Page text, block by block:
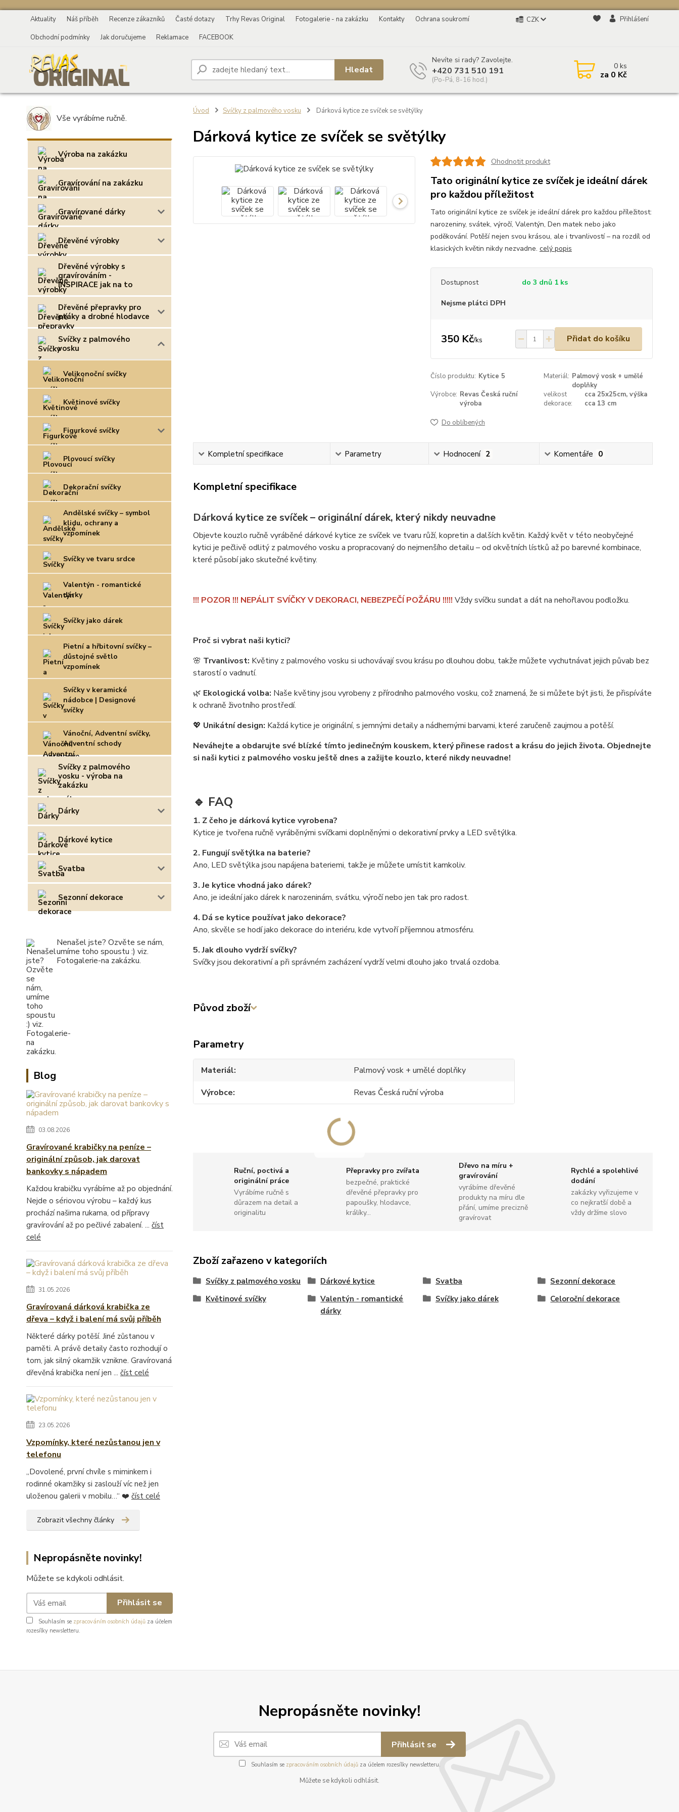
Aktuality Náš příběh Recenze zákazníků Časté dotazy Trhy Revas Original Fotogalerie - na zakázku Kontakty
Ochrana soukromí
Obchodní podmínky
Jak doručujeme Reklamace FACEBOOK
CZK Přihlášení
Hledat
Nevíte si rady? Zavolejte.
+420 731 510 191
(Po-Pá, 8-16 hod.)
0ks
za 0 Kč
Vše vyrábíme ručně.
Výroba na zakázku
Gravírování na zakázku
Gravírované dárky
Dřevěné výrobky
Dřevěné výrobky s
gravírováním -
INSPIRACE jak na to
Dřevěné přepravky pro
ptáky a drobné hlodavce
Svíčky z palmového
vosku
Velikonoční svíčky
Květinové svíčky
Figurkové svíčky
Plovoucí svíčky
Dekorační svíčky
Andělské svíčky – symbol
klidu, ochrany a
vzpomínek
Svíčky ve tvaru srdce
Valentýn - romantické
dárky
Svíčky jako dárek
Pietní a hřbitovní svíčky –
důstojné světlo
vzpomínek
Svíčky v keramické
nádobce | Designové
svíčky
Vánoční, Adventní svíčky,
Adventní schody
Svíčky z palmového
vosku - výroba na
zakázku
Dárky
Dárkové kytice
Svatba
Sezonní dekorace
Nenašel jste? Ozvěte se nám,
umíme toho spoustu :) viz.
Fotogalerie-na zakázku.
Blog
03.08.2026
Gravírované krabičky na peníze –
originální způsob, jak darovat
bankovky s nápadem
Každou krabičku vyrábíme až po objednání.
Nejde o sériovou výrobu – každý kus
prochází našima rukama, od přípravy
gravírování až po pečlivé zabalení. ... číst
celé
31.05.2026
Gravírovaná dárková krabička ze
dřeva – když i balení má svůj příběh
Některé dárky potěší. Jiné zůstanou v
paměti. A právě detaily často rozhodují o
tom, jak silný okamžik vznikne. Gravírovaná
dřevěná krabička není jen ... číst celé
23.05.2026
Vzpomínky, které nezůstanou jen v
telefonu
„Dovolené, první chvíle s miminkem i
rodinné okamžiky si zaslouží víc než jen
uloženou galerii v mobilu…“ ❤️ číst celé
Zobrazit všechny články
Nepropásněte novinky!
Můžete se kdykoli odhlásit.
Přihlásit se
Souhlasím se zpracováním osobních údajů za účelem
rozesílky newsletteru.
Úvod Svíčky z palmového vosku Dárková kytice ze svíček se světýlky
Dárková kytice ze svíček se světýlky
Ohodnotit produkt
Tato originální kytice ze svíček je ideální dárek
pro každou příležitost
Tato originální kytice ze svíček je ideální dárek pro každou příležitost:
narozeniny, svátek, výročí, Valentýn, Den matek nebo jako
poděkování. Potěší nejen svou krásou, ale i trvanlivostí – na rozdíl od
klasických květin nikdy nezvadne. celý popis
Dostupnost do 3 dnů 1 ks
Nejsme plátci DPH
350 Kč/ks Přidat do košíku
Číslo produktu: Kytice 5 Materiál: Palmový vosk + umělé
doplňky
Výrobce: Revas Česká ruční
výroba
velikost
dekorace:
cca 25x25cm, výška
cca 13 cm
Do oblíbených
Kompletní specifikace Parametry Hodnocení 2 Komentáře 0
Kompletní specifikace
Dárková kytice ze svíček – originální dárek, který nikdy neuvadne
Objevte kouzlo ručně vyráběné dárkové kytice ze svíček ve tvaru růží, kopretin a dalších květin. Každý květ v této neobyčejné
kytici je pečlivě odlitý z palmového vosku a propracovaný do nejmenšího detailu – od okvětních lístků až po barevné kombinace,
které působí jako skutečné květiny.
!!! POZOR !!! NEPÁLIT SVÍČKY V DEKORACI, NEBEZPEČÍ POŽÁRU !!!!! Vždy svíčku sundat a dát na nehořlavou podložku.
Proč si vybrat naši kytici?
🌸 Trvanlivost: Květiny z palmového vosku si uchovávají svou krásu po dlouhou dobu, takže můžete vychutnávat jejich půvab bez
starostí o vadnutí.
🌿 Ekologická volba: Naše květiny jsou vyrobeny z přírodního palmového vosku, což znamená, že si můžete být jisti, že přispíváte
k ochraně životního prostředí.
💖 Unikátní design: Každá kytice je originální, s jemnými detaily a nádhernými barvami, které zaručeně zaujmou a potěší.
Neváhejte a obdarujte své blízké tímto jedinečným kouskem, který přinese radost a krásu do jejich života. Objednejte
si naši kytici z palmového vosku ještě dnes a zažijte kouzlo, které nikdy neuvadne!
🔹 FAQ
1. Z čeho je dárková kytice vyrobena?
Kytice je tvořena ručně vyráběnými svíčkami doplněnými o dekorativní prvky a LED světýlka.
2. Fungují světýlka na baterie?
Ano, LED světýlka jsou napájena bateriemi, takže je můžete umístit kamkoliv.
3. Je kytice vhodná jako dárek?
Ano, je ideální jako dárek k narozeninám, svátku, výročí nebo jen tak pro radost.
4. Dá se kytice používat jako dekorace?
Ano, skvěle se hodí jako dekorace do interiéru, kde vytvoří příjemnou atmosféru.
5. Jak dlouho vydrží svíčky?
Svíčky jsou dekorativní a při správném zacházení vydrží velmi dlouho jako trvalá ozdoba.
Původ zboží
Parametry
Materiál
Palmový vosk + umělé doplňky
Výrobce
Revas Česká ruční výroba
Ruční, poctivá a
originální práce
Vyrábíme ručně s
důrazem na detail a
originalitu
Přepravky pro zvířata
bezpečné, praktické
dřevěné přepravky pro
papoušky, hlodavce,
králíky...
Dřevo na míru +
gravírování
vyrábíme dřevěné
produkty na míru dle
přání, umíme precizně
gravírovat
Rychlé a spolehlivé
dodání
zakázky vyřizujeme v
co nejkratší době a
vždy držíme slovo
Zboží zařazeno v kategoriích
Svíčky z palmového vosku Dárkové kytice Svatba
Sezonní dekorace
Květinové svíčky
Valentýn - romantické
dárky
Svíčky jako dárek Celoroční dekorace
Nepropásněte novinky!
Přihlásit se
Souhlasím se zpracováním osobních údajůza účelem rozesílky newsletteru.
Můžete se kdykoli odhlásit.